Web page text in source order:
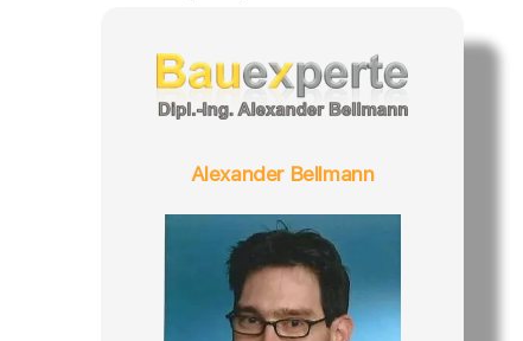
Alexander Bellmann